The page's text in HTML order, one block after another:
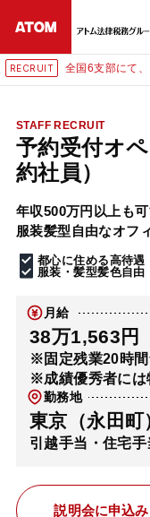
RECRUIT 全国6支部にて
STAFF RECRUIT
予約受付オ
約社員）
年収500万円以上も
服装髪型自由なオフ
都心に住める高待遇
服装・髪型髪色自由
月給
38万1,563円
※固定残業20時
※成績優秀者には
勤務地
東京（永田町
引越手当・住宅
説明会に申込み
無料相談窓
電話・
ホーム
取扱分野
解決実績
アクセス
弁護士・税理士
費用